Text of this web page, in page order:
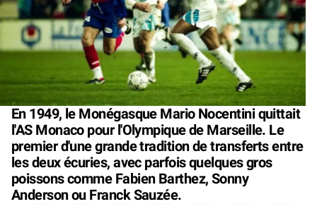
En 1949, le Monégasque Mario Nocentini quittait
l'AS Monaco pour l'Olympique de Marseille. Le
premier d'une grande tradition de transferts entre
les deux écuries, avec parfois quelques gros
poissons comme Fabien Barthez, Sonny
Anderson ou Franck Sauzée.